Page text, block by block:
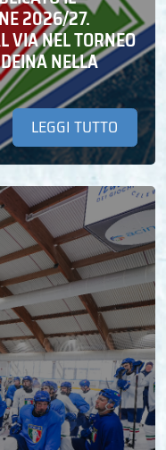
2026/27.
VIA NEL TORNEO
NELLA
LEGGI TUTTO